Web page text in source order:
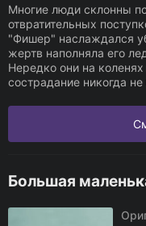
Многие люди склонны
отвратительных
"Фишер" наслаждался
жертв наполняла его
Нередко они на
сострадание никогда
Большая